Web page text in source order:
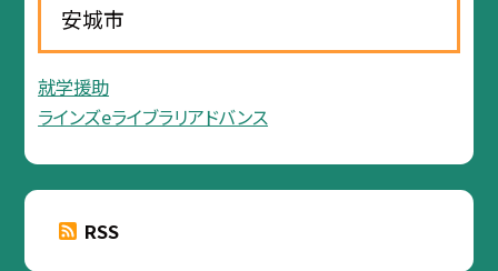
安城市
就学援助
ラインズeライブラリアドバンス
RSS